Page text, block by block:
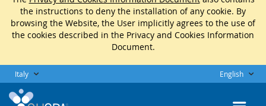
the instructions to deny the installation of any cookie. By
browsing the Website, the User implicitly agrees to the use of
the cookies described in the Privacy and Cookies Information
Document.
Italy English